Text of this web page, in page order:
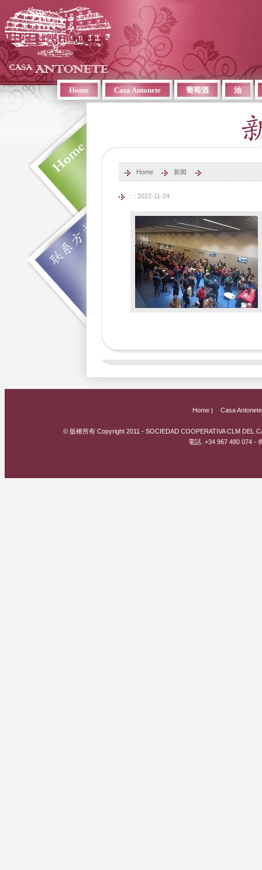
Home Casa Antonete 葡萄酒 油
Home 新闻
: : 2022-11-24
Home | Casa
© 版權所有 Copyright 2011 - SOCIEDAD COOPERATIVA CLM DEL
電話. +34 967 480 074 -